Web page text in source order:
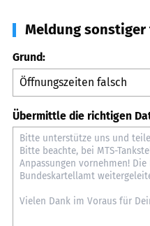
Meldung sonstiger
Grund:
Übermittle die richtigen